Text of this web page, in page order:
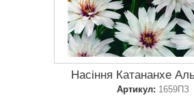
Насіння Катананхе
Артикул: 1659ПЗ